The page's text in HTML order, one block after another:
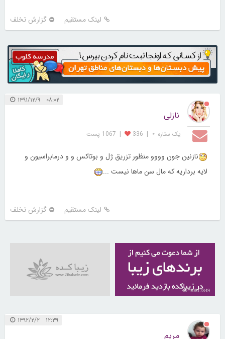
لینک مستقیم گزارش تخلف
۰۸:۰۲ ۱۳۹۱/۱۲/۹
نازلی
یک ستاره ⋆ |
336
| 1067 پست
نازنین جون وووو منظور تزریق ژل و بوتاکس و و درمابراسیون و
لایه برداریه که مال سن ماها نیست ...
لینک مستقیم گزارش تخلف
30817849
۱۲:۳۹ ۱۳۹۲/۲/۲
مریم